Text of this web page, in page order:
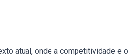
atual, onde a competitividade e o